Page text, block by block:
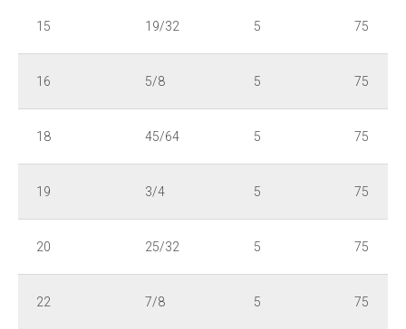
15 19/32 5 75
16 5/8 5 75
18 45/64 5 75
19 3/4 5 75
20 25/32 5 75
22 7/8 5 75